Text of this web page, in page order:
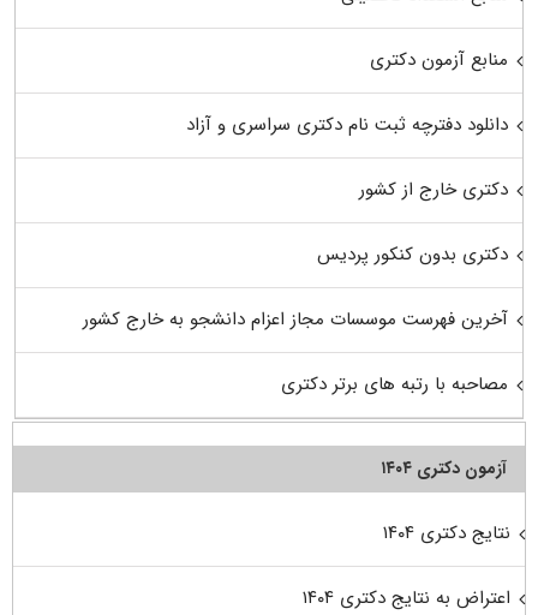
منابع آزمون دکتری
دانلود دفترچه ثبت نام دکتری سراسری و آزاد
دکتری خارج از کشور
دکتری بدون کنکور پردیس
آخرین فهرست موسسات مجاز اعزام دانشجو به خارج کشور
مصاحبه با رتبه های برتر دکتری
آزمون دکتری ۱۴۰۴
نتایج دکتری ۱۴۰۴
اعتراض به نتایج دکتری ۱۴۰۴